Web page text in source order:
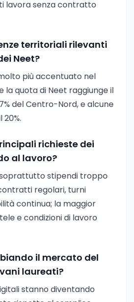
lavora senza contratto
territoriali rilevanti
Neet?
più accentuato nel
la quota di Neet raggiunge il
del Centro-Nord, e alcune
richieste dei
al lavoro?
stipendi troppo
regolari, turni
continua; la maggior
e condizioni di lavoro
il mercato del
laureati?
stanno diventando